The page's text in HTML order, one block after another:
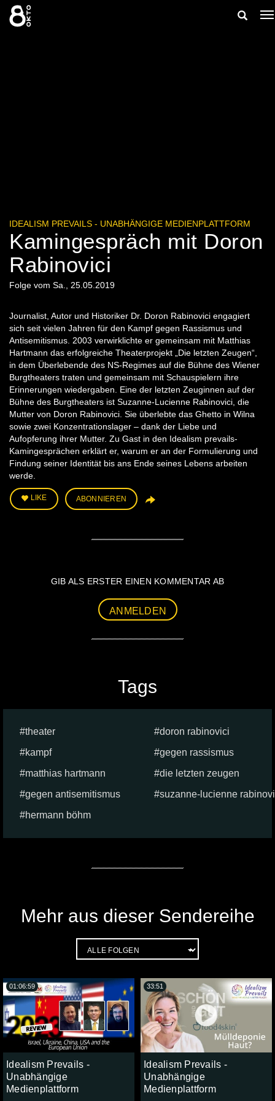
Zum
Inhalt
springen
Suche
IDEALISM PREVAILS - UNABHÄNGIGE MEDIENPLATTFORM
Kamingespräch mit Doron
Rabinovici
Folge vom Sa., 25.05.2019
Journalist, Autor und Historiker Dr. Doron Rabinovici engagiert
sich seit vielen Jahren für den Kampf gegen Rassismus und
Antisemitismus. 2003 verwirklichte er gemeinsam mit Matthias
Hartmann das erfolgreiche Theaterprojekt „Die letzten Zeugen“,
in dem Überlebende des NS-Regimes auf die Bühne des Wiener
Burgtheaters traten und gemeinsam mit Schauspielern ihre
Erinnerungen wiedergaben. Eine der letzten Zeuginnen auf der
Bühne des Burgtheaters ist Suzanne-Lucienne Rabinovici, die
Mutter von Doron Rabinovici. Sie überlebte das Ghetto in Wilna
sowie zwei Konzentrationslager – dank der Liebe und
Aufopferung ihrer Mutter. Zu Gast in den Idealism prevails-
Kamingesprächen erklärt er, warum er an der Formulierung und
Findung seiner Identität bis ans Ende seines Lebens arbeiten
werde.
LIKE ABONNIEREN
GIB ALS ERSTER EINEN KOMMENTAR AB
ANMELDEN
Tags
theater
doron rabinovici
kampf
gegen rassismus
matthias hartmann
die letzten zeugen
gegen antisemitismus
suzanne-lucienne
hermann böhm
Mehr aus dieser Sendereihe
Idealism Prevails -
Unabhängige
Medienplattform
01:06:59
Idealism Prevails -
Unabhängige
Medienplattform
33:51